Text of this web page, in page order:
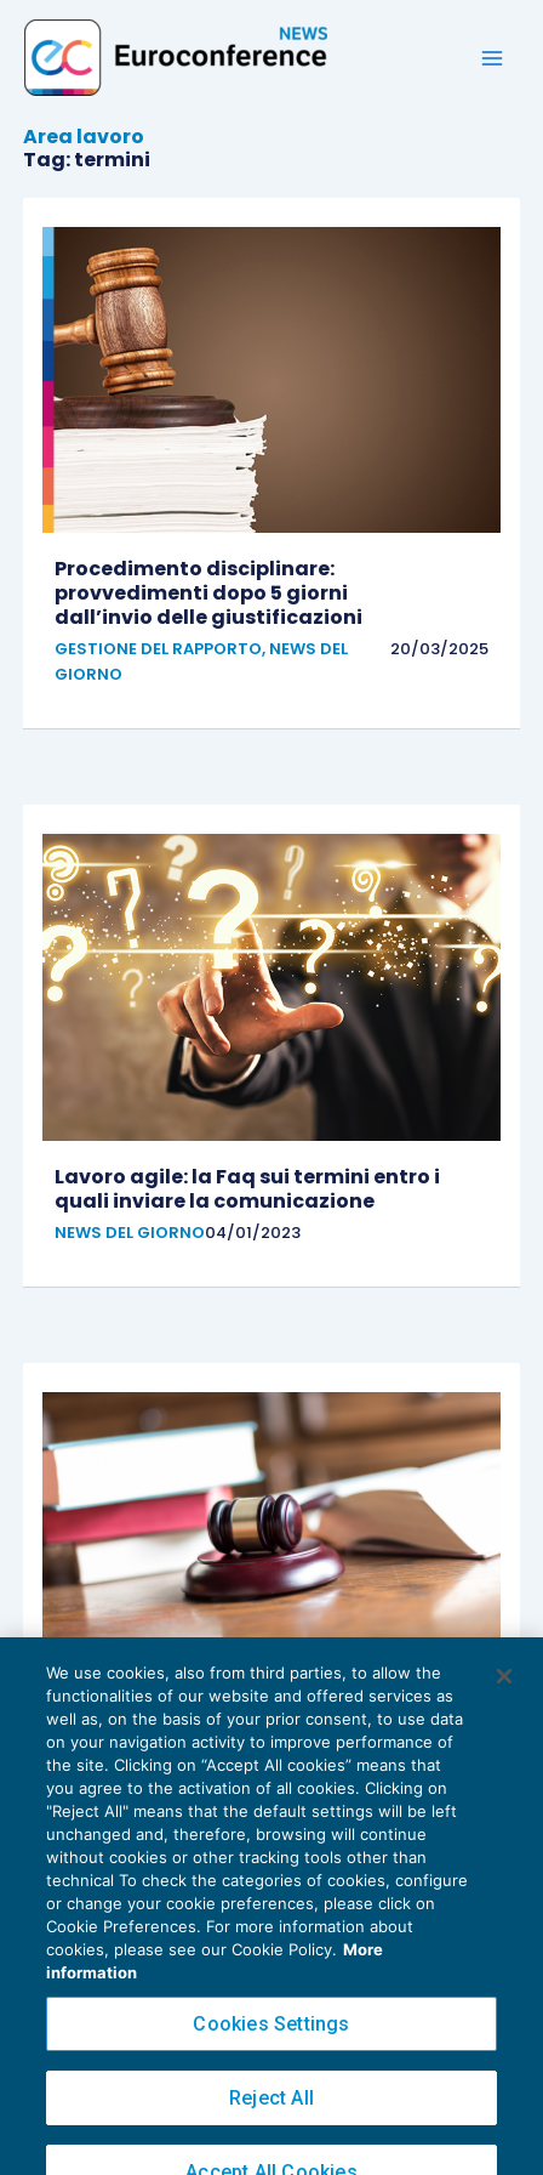
contenuto
Area lavoro
Tag: termini
Procedimento disciplinare:
provvedimenti dopo 5 giorni
dall’invio delle giustificazioni
GESTIONE DEL RAPPORTO, NEWS DEL
GIORNO
20/03/2025
Lavoro agile: la Faq sui termini entro i
quali inviare la comunicazione
NEWS DEL GIORNO04/01/2023
Termini per il deposito del ricorso di
impugnativa del licenziamento
NEWS DEL GIORNO20/06/2018
Privacy Policy
Cookie Policy
Copyright 2016 ©Gruppo Euroconference S.p.A.v2.32.1
Piazza Luigi Einaudi, 10N01 - 20124 Milano - info@ecnews.it
02776120236
We use cookies, also from third parties, to allow the
functionalities of our website and offered services as
well as, on the basis of your prior consent, to use data
on your navigation activity to improve performance of
the site. Clicking on “Accept All cookies” means that
you agree to the activation of all cookies. Clicking on
"Reject All" means that the default settings will be left
unchanged and, therefore, browsing will continue
without cookies or other tracking tools other than
technical To check the categories of cookies, configure
or change your cookie preferences, please click on
Cookie Preferences. For more information about
cookies, please see our Cookie Policy. More
information
Cookies Settings
Reject All